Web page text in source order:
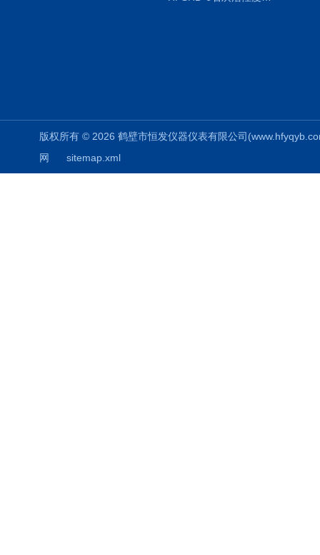
版权所有 © 2026 鹤壁市恒发仪器仪表有限公司
网
sitemap.xml